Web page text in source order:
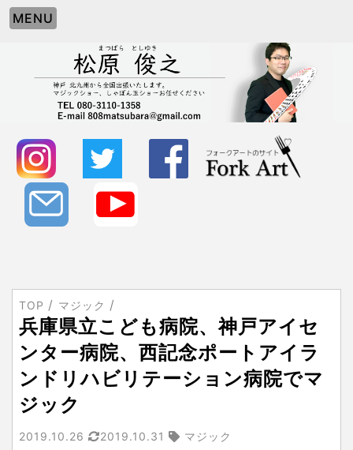
MENU
TOP マジック
兵庫県立こども病院、神戸アイセ
ンター病院、西記念ポートアイラ
ンドリハビリテーション病院でマ
ジック
2019.10.26 2019.10.31 マジック